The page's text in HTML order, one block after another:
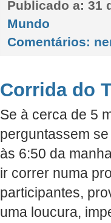
Publicado a: 31
Mundo
Comentários:
Corrida do
Se à cerca de 5
perguntassem
às 6:50 da
ir correr numa
participantes,
uma loucura,